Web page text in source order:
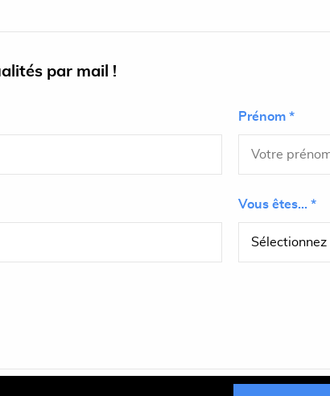
par mail !
Prénom *
Vous êtes... *